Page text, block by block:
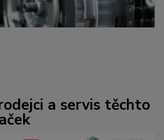
a servis těchto